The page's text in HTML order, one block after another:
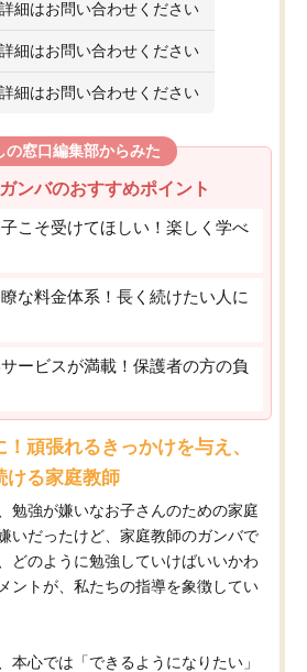
詳細はお問い合わせください
詳細はお問い合わせください
詳細はお問い合わせください
の窓口編集部からみた
ンバのおすすめポイント
子こそ受けてほしい！楽しく学べ
な料金体系！長く続けたい人に
ービスが満載！保護者の方の負
頑張れるきっかけを与え、
ける家庭教師
勉強が嫌いなお子さんのための家庭
いだったけど、家庭教師のガンバで
どのように勉強していけばいいかわ
ントが、私たちの指導を象徴してい
本心では「できるようになりたい」